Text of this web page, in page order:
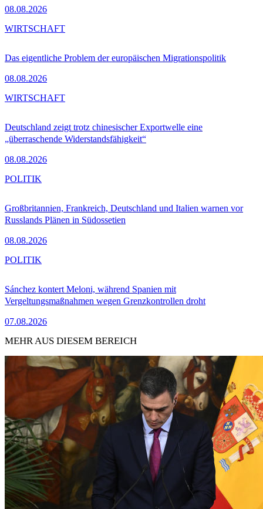
08.08.2026
Das eigentliche Problem der europäischen Migrationspolitik
08.08.2026
WIRTSCHAFT
Deutschland zeigt trotz chinesischer Exportwelle eine
„überraschende Widerstandsfähigkeit“
08.08.2026
WIRTSCHAFT
Großbritannien, Frankreich, Deutschland und Italien warnen vor
Russlands Plänen in Südossetien
08.08.2026
POLITIK
Sánchez kontert Meloni, während Spanien mit
Vergeltungsmaßnahmen wegen Grenzkontrollen droht
07.08.2026
POLITIK
MEHR AUS DIESEM BEREICH